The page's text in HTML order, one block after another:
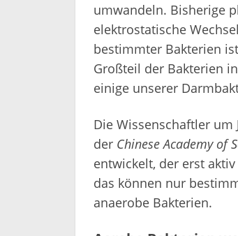
umwandeln. Bisherige
elektrostatische
bestimmter Bakterien
Großteil der Bakterien
einige unserer
Die Wissenschaftler um
der Chinese Academy of
entwickelt, der erst
das können nur
anaerobe Bakterien.